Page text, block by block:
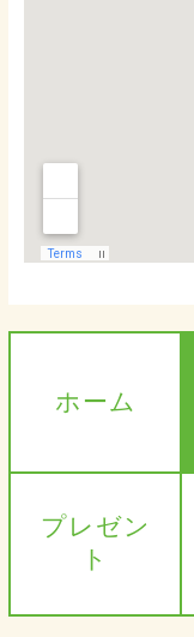
ホーム
プレゼン
ト